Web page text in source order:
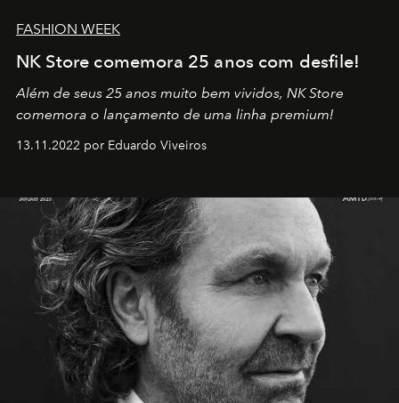
FASHION WEEK
NK Store comemora 25 anos com desfile!
Além de seus 25 anos muito bem vividos, NK Store
comemora o lançamento de uma linha premium!
13.11.2022 por Eduardo Viveiros